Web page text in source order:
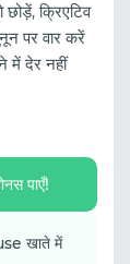
क्रिएटिव
पर वार करें
देर नहीं
पाएँ!
खाते में